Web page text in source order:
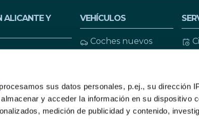
procesamos sus datos personales, p.ej., su dirección
y acceder la información en su dispositivo
medición de publicidad y contenido,
ALICANTE Y
VEHÍCULOS
Coches nuevos
Motos
BMW nuevo